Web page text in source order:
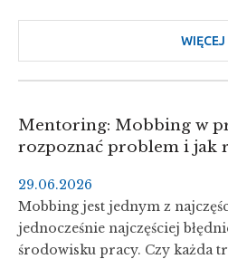
WIĘCEJ
Mentoring: Mobbing w
rozpoznać problem i jak
29.06.2026
Mobbing jest jednym z
jednocześnie najczęściej
środowisku pracy. Czy każda